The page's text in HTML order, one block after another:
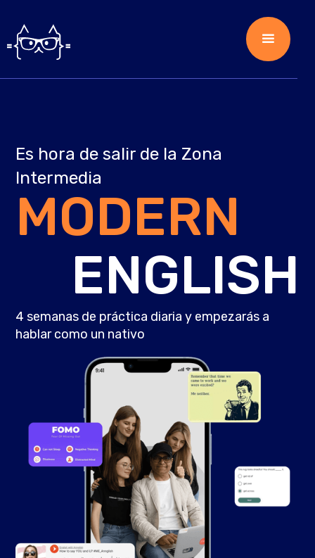
Es hora de salir de la Zona
Intermedia
MODERN
4 semanas de práctica diaria y empezarás a
hablar como un nativo
ENGLISH